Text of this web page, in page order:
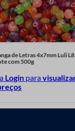
de Letras 4x7mm Luli L8
com 500g
Login para